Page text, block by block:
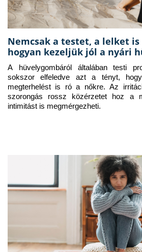
Nemcsak a testet, a lelket is
hogyan kezeljük jól a nyári
A hüvelygombáról általában testi
sokszor elfeledve azt a tényt,
megterhelést is ró a nőkre. Az
szorongás rossz közérzetet hoz a
intimitást is megmérgezheti.